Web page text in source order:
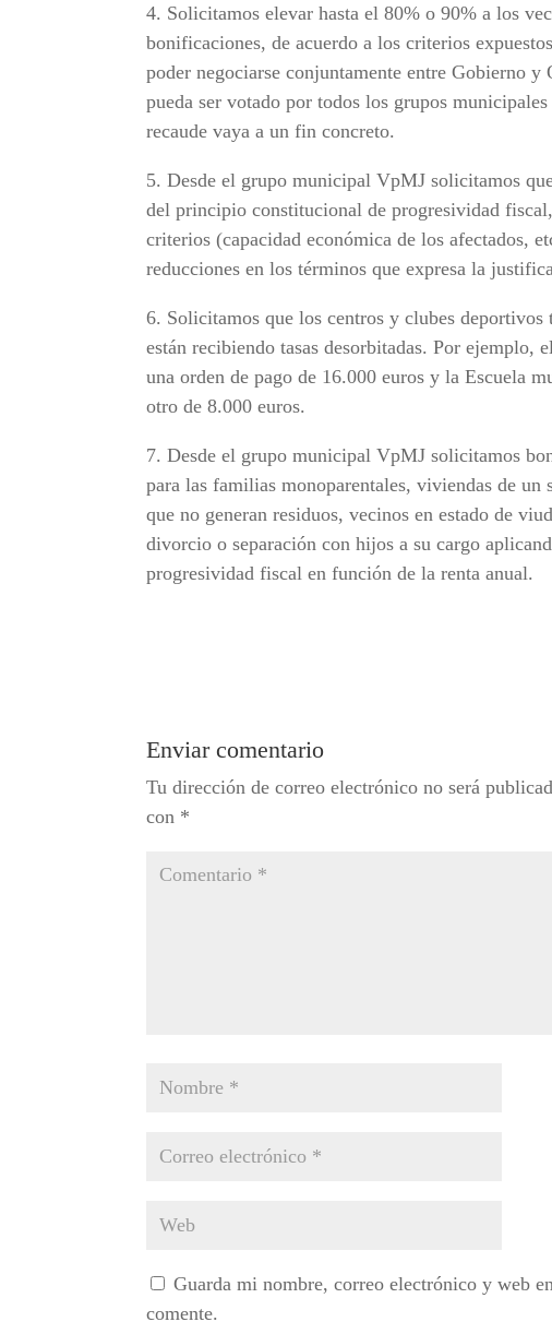
4. Solicitamos elevar hasta el 80% o 90% a los
bonificaciones, de acuerdo a los criterios
poder negociarse conjuntamente entre Gobierno
pueda ser votado por todos los grupos
recaude vaya a un fin concreto.
5. Desde el grupo municipal VpMJ solicitamos
del principio constitucional de progresividad
criterios (capacidad económica de los afectados,
reducciones en los términos que expresa la
6. Solicitamos que los centros y clubes
están recibiendo tasas desorbitadas. Por
una orden de pago de 16.000 euros y la Escuela
otro de 8.000 euros.
7. Desde el grupo municipal VpMJ solicitamos
para las familias monoparentales, viviendas de
que no generan residuos, vecinos en estado de
divorcio o separación con hijos a su cargo
progresividad fiscal en función de la renta anual.
Enviar comentario
Tu dirección de correo electrónico no será
con *
Guarda mi nombre, correo electrónico y web
comente.